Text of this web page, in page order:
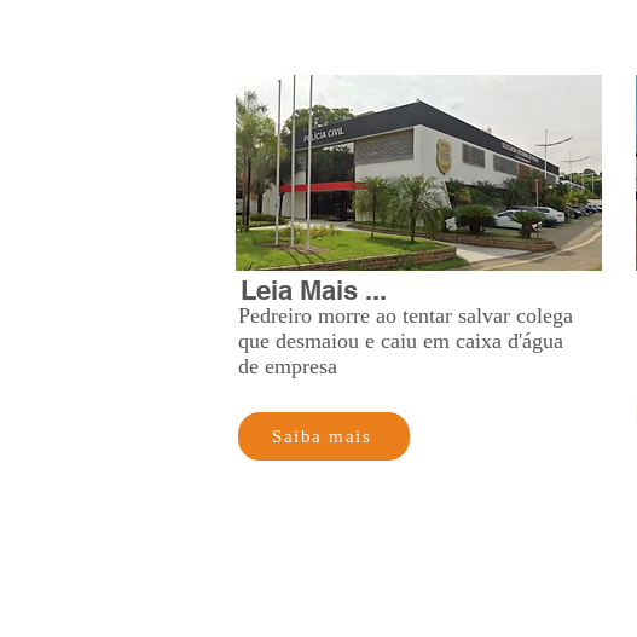
Leia Mais ...
Pedreiro morre ao tentar salvar colega
que desmaiou e caiu em caixa d'água
de empresa
Saiba mais